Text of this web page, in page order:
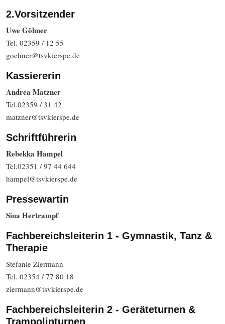
2.Vorsitzender
Uwe Göhner
Tel. 02359 / 12 55
goehner@tsvkierspe.de
Kassiererin
Andrea Matzner
Tel.02359 / 31 42
matzner@tsvkierspe.de
Schriftführerin
Rebekka Hampel
Tel.02351 / 97 44 644
hampel@tsvkierspe.de
Pressewartin
Sina Hertrampf
Fachbereichsleiterin 1 - Gymnastik, Tanz &
Therapie
Stefanie Ziermann
Tel. 02354 / 77 80 18
ziermann@tsvkierspe.de
Fachbereichsleiterin 2 - Geräteturnen &
Trampolinturnen